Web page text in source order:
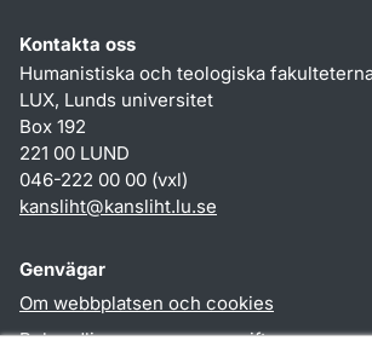
Kontakta oss
Humanistiska och teologiska
LUX, Lunds universitet
Box 192
221 00 LUND
046-222 00 00 (vxl)
kansliht@kansliht.lu.se
Genvägar
Om webbplatsen och cookies
Behandling av personuppgifter